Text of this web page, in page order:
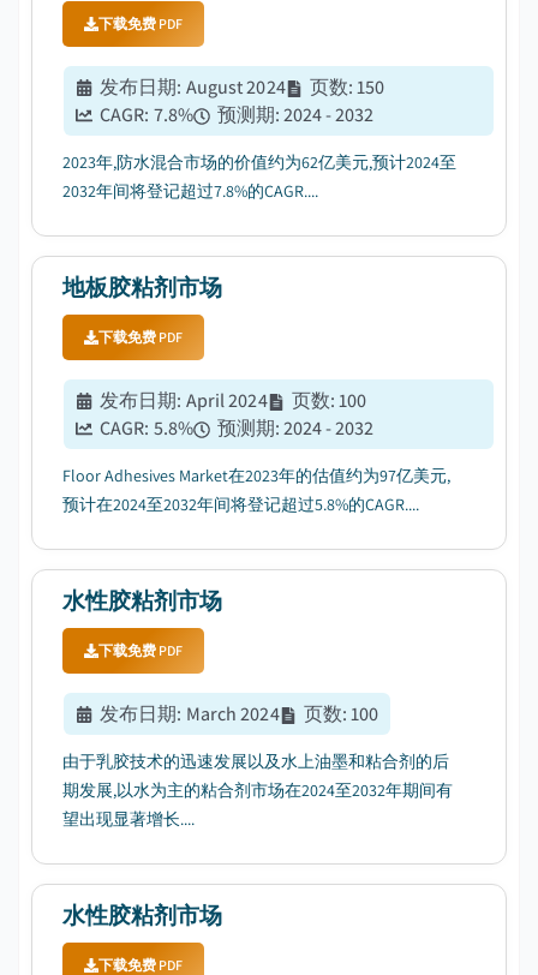
下载免费 PDF
发布日期: August 2024 页数:150
CAGR: 7.8% 预测期:2024 - 2032
2023年,防水混合市场的价值约为62亿美元,预计2024至
2032年间将登记超过7.8%的CAGR....
地板胶粘剂市场
下载免费 PDF
发布日期: April 2024 页数:100
CAGR: 5.8% 预测期:2024 - 2032
Floor Adhesives Market在2023年的估值约为97亿美元,
预计在2024至2032年间将登记超过5.8%的CAGR....
水性胶粘剂市场
下载免费 PDF
发布日期: March 2024 页数:100
由于乳胶技术的迅速发展以及水上油墨和粘合剂的后
期发展,以水为主的粘合剂市场在2024至2032年期间有
望出现显著增长....
水性胶粘剂市场
下载免费 PDF